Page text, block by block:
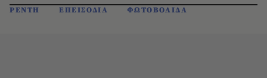
ΡΕΝΤΗ ΕΠΕΙΣΟΔΙΑ ΦΩΤΟΒΟΛΙΔΑ